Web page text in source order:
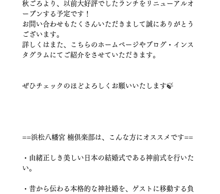
秋ごろより、以前大好評でしたランチをリニューアルオ
ープンする予定です！
お問い合わせもたくさんいただきまして誠にありがとう
ございます。
詳しくはまた、こちらのホームページやブログ・インス
タグラムにてご紹介をさせていただきます。
ぜひチェックのほどよろしくお願いいたします🍃
==浜松八幡宮 楠倶楽部は、こんな方にオススメです==
・由緒正しき美しい日本の結婚式である神前式を行いた
い。
・昔から伝わる本格的な神社婚を、ゲストに移動する負